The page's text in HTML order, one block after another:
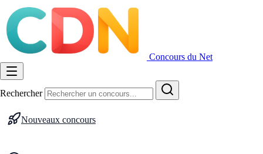
Concours du Net
Rechercher
Nouveaux concours